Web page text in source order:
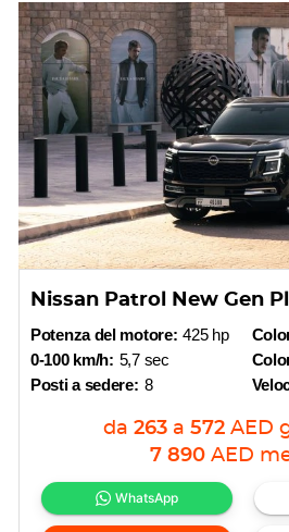
Nissan Patrol New Gen
Potenza del motore: 425 hp
0-100 km/h: 5,7 sec
Posti a sedere: 8
da 263 a 572 AED
7 890 AED
WhatsApp